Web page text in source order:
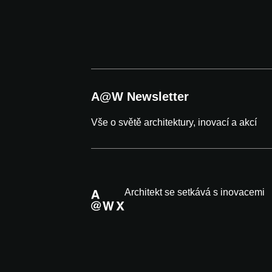
A@W Newsletter
Vše o světě architektury, inovací a akcí
Architekt se setkává s inovacemi